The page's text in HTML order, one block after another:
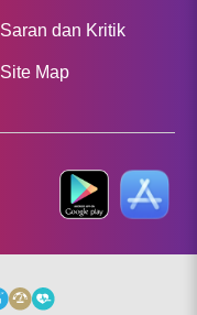
Saran dan Kritik
Site Map